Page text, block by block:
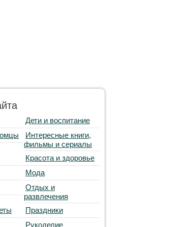
Дети и воспитание
Интересные книги,
фильмы и сериалы
Красота и здоровье
Мода
Отдых и
развлечения
Праздники
Рукоделие